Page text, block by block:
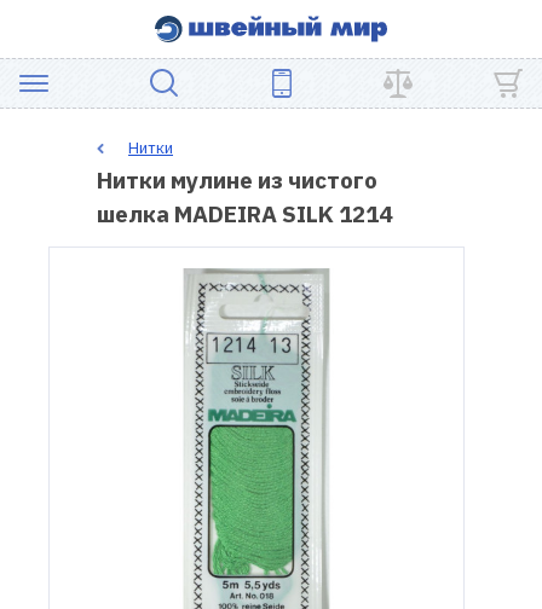
ШВЕЙНОЕ
ОБОРУДОВАНИЕ
Нитки
Нитки мулине из чистого
шелка MADEIRA SILK 1214